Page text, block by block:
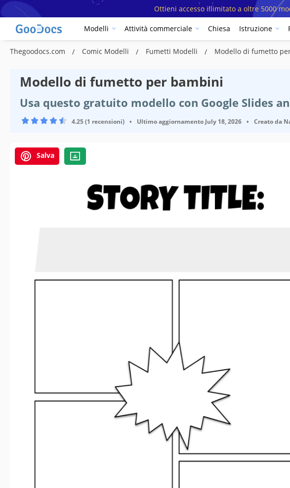
Ottieni accesso illimitato a oltre 5000
Modelli Attività commerciale Chiesa Istruzione
Thegoodocs.com Comic Modelli Fumetti Modelli Modello di fumetto
Modello di fumetto per bambini
Usa questo gratuito modello con Google Slides
4.25 (1 recensioni) • Ultimo aggiornamento July 18, 2026 • Creato da
Salva